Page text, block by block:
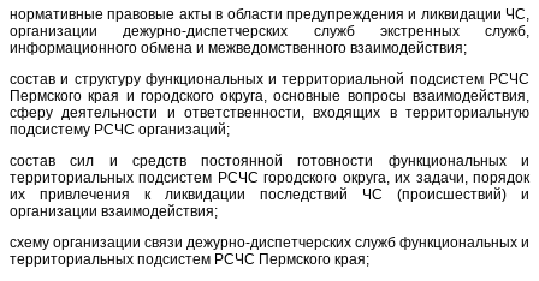
нормативные правовые акты в области предупреждения и ликвидации ЧС,
организации дежурно-диспетчерских служб экстренных служб,
информационного обмена и межведомственного взаимодействия;
состав и структуру функциональных и территориальной подсистем РСЧС
Пермского края и городского округа, основные вопросы взаимодействия,
сферу деятельности и ответственности, входящих в территориальную
подсистему РСЧС организаций;
состав сил и средств постоянной готовности функциональных и
территориальных подсистем РСЧС городского округа, их задачи, порядок
их привлечения к ликвидации последствий ЧС (происшествий) и
организации взаимодействия;
схему организации связи дежурно-диспетчерских служб функциональных и
территориальных подсистем РСЧС Пермского края;